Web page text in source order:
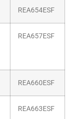
REA654ESF
REA657ESF
REA660ESF
REA663ESF